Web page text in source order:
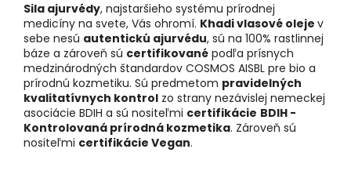
Sila ajurvédy, najstaršieho systému prírodnej
medicíny na svete, Vás ohromí. Khadi vlasové oleje v
sebe nesú autentickú ajurvédu, sú na 100% rastlinnej
báze a zároveň sú certifikované podľa prísnych
medzinárodných štandardov COSMOS AISBL pre bio a
prírodnú kozmetiku. Sú predmetom pravidelných
kvalitatívnych kontrol zo strany nezávislej nemeckej
asociácie BDIH a sú nositeľmi certifikácie BDIH -
Kontrolovaná prírodná kozmetika. Zároveň sú
nositeľmi certifikácie Vegan.